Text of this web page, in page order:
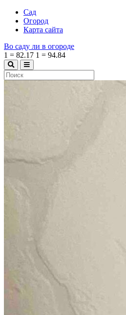
Сад
Огород
Карта сайта
Во саду ли в огороде
1 = 82.17 1 = 94.84